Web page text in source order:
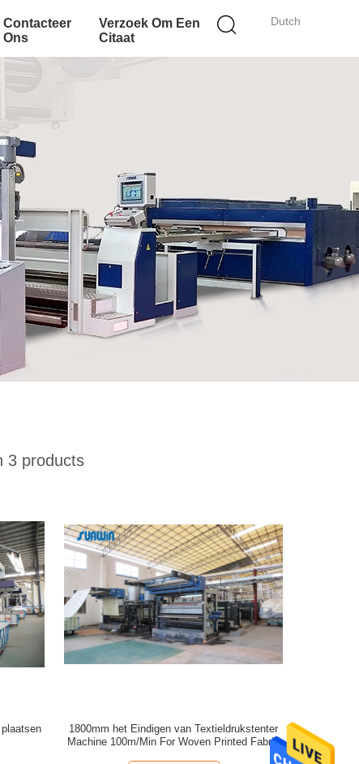
Dutch
Contacteer
Ons
Verzoek Om Een
Citaat
3 products
1800mm het Eindigen van Textieldrukstenter
Machine 100m/Min For Woven Printed Fabric